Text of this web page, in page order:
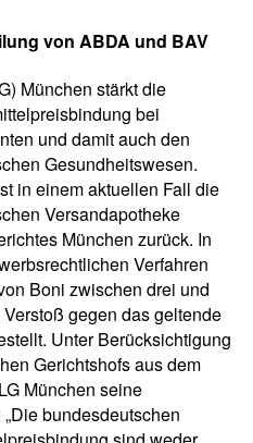
von ABDA und BAV
München stärkt die
bei
und damit auch den
Gesundheitswesen.
in einem aktuellen Fall die
Versandapotheke
München zurück. In
Verfahren
Boni zwischen drei und
gegen das geltende
Unter Berücksichtigung
Gerichtshofs aus dem
München seine
bundesdeutschen